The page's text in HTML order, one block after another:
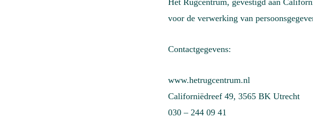
Het Rugcentrum, gevestigd aan
voor de verwerking van
Contactgegevens:
www.hetrugcentrum.nl
Californiëdreef 49, 3565 BK Utrecht
030 – 244 09 41